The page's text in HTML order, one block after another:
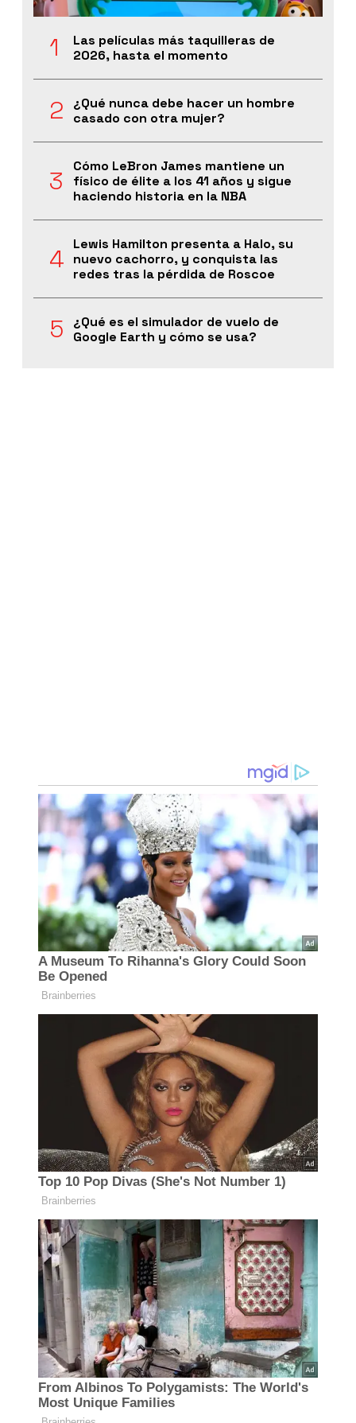
Las películas más taquilleras de
2026, hasta el momento
¿Qué nunca debe hacer un hombre
casado con otra mujer?
Cómo LeBron James mantiene un
físico de élite a los 41 años y sigue
haciendo historia en la NBA
Lewis Hamilton presenta a Halo, su
nuevo cachorro, y conquista las
redes tras la pérdida de Roscoe
¿Qué es el simulador de vuelo de
Google Earth y cómo se usa?